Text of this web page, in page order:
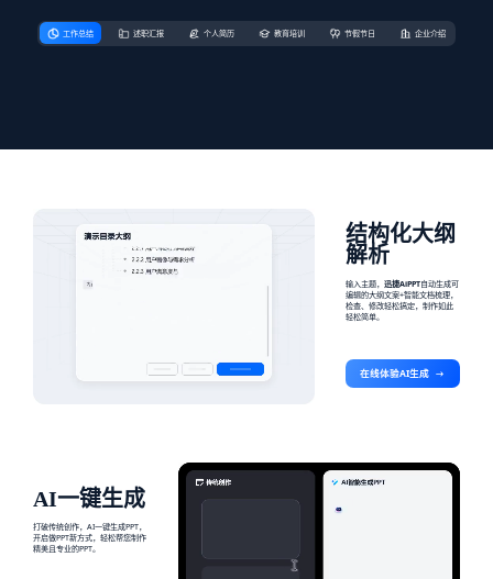
工作总结 述职汇报 个人简历 教育培训 节假节日 企业介绍
结构化大纲
解析
输入主题，迅捷AiPPT自动生成可
编辑的大纲文案+智能文档梳理，
检查、修改轻松搞定，制作如此
轻松简单。
在线体验AI生成
AI一键生成
打破传统创作，AI一键生成PPT，
开启做PPT新方式，轻松帮您制作
精美且专业的PPT。